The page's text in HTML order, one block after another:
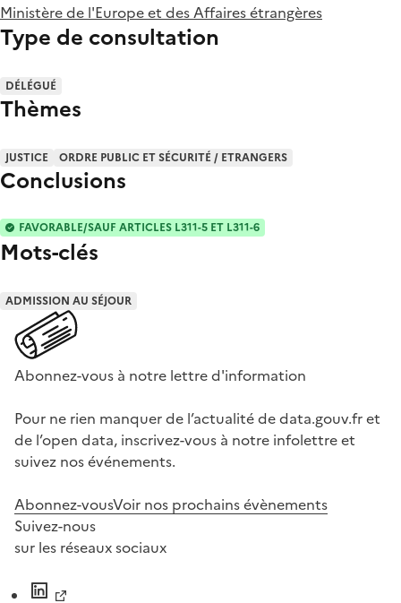
Ministère de l'Europe et des Affaires étrangères
Type de consultation
DÉLÉGUÉ
Thèmes
JUSTICE ORDRE PUBLIC ET SÉCURITÉ / ETRANGERS
Conclusions
FAVORABLE/SAUF ARTICLES L311-5 ET L311-6
Mots-clés
ADMISSION AU SÉJOUR
Abonnez-vous à notre lettre d'information
Pour ne rien manquer de l’actualité de data.gouv.fr et
de l’open data, inscrivez-vous à notre infolettre et
suivez nos événements.
Abonnez-vousVoir nos prochains évènements
Suivez-nous
sur les réseaux sociaux